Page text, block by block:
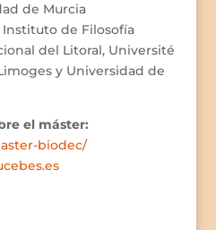
de Murcia
de Filosofía
del Litoral, Université
y Universidad de
el máster:
biodec/